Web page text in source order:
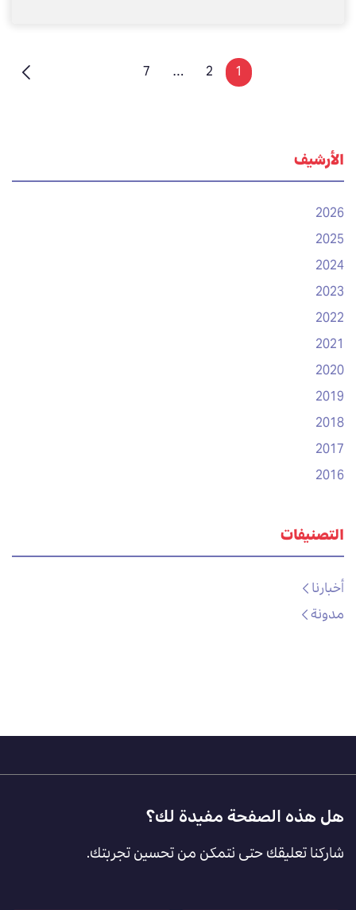
1
2
…
7
الأرشيف
2026
2025
2024
2023
2022
2021
2020
2019
2018
2017
2016
التصنيفات
أخبارنا
مدونة
Footer
Feedback
[AR]
هل هذه الصفحة مفيدة لك؟
شاركنا تعليقك حتى نتمكن من تحسين تجربتك.